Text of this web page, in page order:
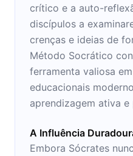
crítico e a auto-
discípulos a
crenças e ideias de
Método Socrático
ferramenta valiosa
educacionais
aprendizagem ativa
A Influência
Embora Sócrates